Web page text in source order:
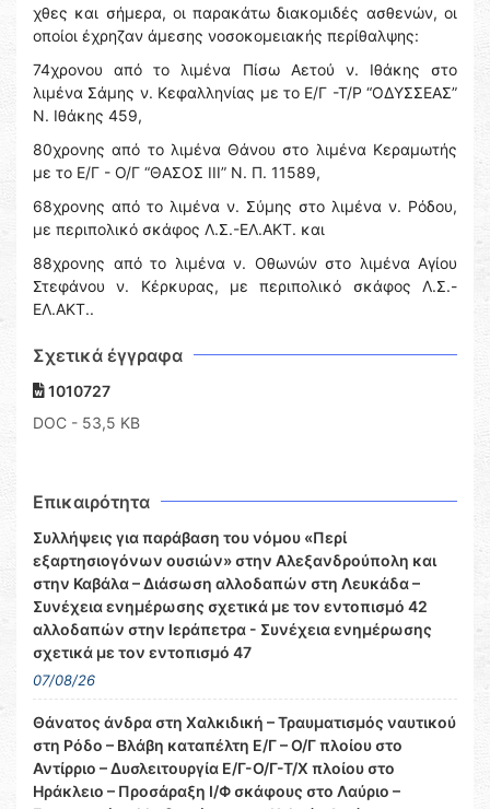
χθες και σήμερα, οι παρακάτω διακομιδές ασθενών, οι
οποίοι έχρηζαν άμεσης νοσοκομειακής περίθαλψης:
74χρονου από το λιμένα Πίσω Αετού ν. Ιθάκης στο
λιμένα Σάμης ν. Κεφαλληνίας με το Ε/Γ -Τ/Ρ “ΟΔΥΣΣΕΑΣ”
Ν. Ιθάκης 459,
80χρονης από το λιμένα Θάνου στο λιμένα Κεραμωτής
με το Ε/Γ - Ο/Γ “ΘΑΣΟΣ ΙΙΙ” Ν. Π. 11589,
68χρονης από το λιμένα ν. Σύμης στο λιμένα ν. Ρόδου,
με περιπολικό σκάφος Λ.Σ.-ΕΛ.ΑΚΤ. και
88χρονης από το λιμένα ν. Οθωνών στο λιμένα Αγίου
Στεφάνου ν. Κέρκυρας, με περιπολικό σκάφος Λ.Σ.-
ΕΛ.ΑΚΤ..
Σχετικά έγγραφα
1010727
DOC - 53,5 KB
Επικαιρότητα
Συλλήψεις για παράβαση του νόμου «Περί
εξαρτησιογόνων ουσιών» στην Αλεξανδρούπολη και
στην Καβάλα – Διάσωση αλλοδαπών στη Λευκάδα –
Συνέχεια ενημέρωσης σχετικά με τον εντοπισμό 42
αλλοδαπών στην Ιεράπετρα - Συνέχεια ενημέρωσης
σχετικά με τον εντοπισμό 47
07/08/26
Θάνατος άνδρα στη Χαλκιδική – Τραυματισμός ναυτικού
στη Ρόδο – Βλάβη καταπέλτη Ε/Γ – Ο/Γ πλοίου στο
Αντίρριο – Δυσλειτουργία Ε/Γ-Ο/Γ-Τ/Χ πλοίου στο
Ηράκλειο – Προσάραξη Ι/Φ σκάφους στο Λαύριο –